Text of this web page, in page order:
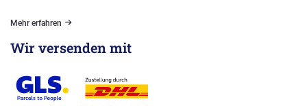
Mehr erfahren
Wir versenden mit